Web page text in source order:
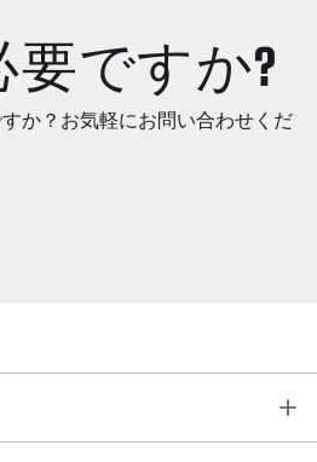
要ですか?
か？お気軽にお問い合わせくだ